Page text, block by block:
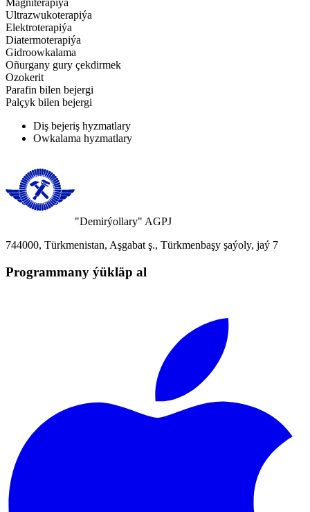
Magniterapiýa
Ultrazwukoterapiýa
Elektroterapiýa
Diatermoterapiýa
Gidroowkalama
Oñurgany gury çekdirmek
Ozokerit
Parafin bilen bejergi
Palçyk bilen bejergi
Diş bejeriş hyzmatlary
Owkalama hyzmatlary
"Demirýollary" AGPJ
744000, Türkmenistan, Aşgabat ş., Türkmenbaşy şaýoly, jaý 7
Programmany ýükläp al